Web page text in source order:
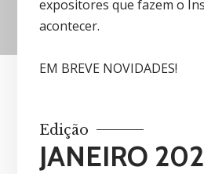
expositores que fazem o
acontecer.
EM BREVE NOVIDADES!
Edição
JANEIRO